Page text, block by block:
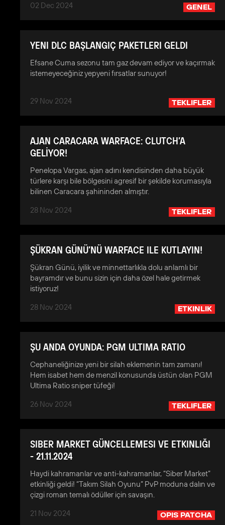
02 Dec 2024 GENEL
YENI DLC BAŞLANGIÇ PAKETLERI GELDI
Efsane Cuma sezonu tam gaz devam ediyor ve kaçırmak
istemeyeceğiniz yepyeni fırsatlar sunuyor!
29 Nov 2024 TEKLIFLER
AJAN CARACARA WARFACE: CLUTCH’A
GELİYOR!
Penelopa Vargas, ajan adını kendisinden daha büyük
türlere karşı bile bölgesini agresif bir şekilde korumasıyla
bilinen Caracara şahininden almıştır.
28 Nov 2024
TEKLIFLER
ŞÜKRAN GÜNÜ’NÜ WARFACE ILE KUTLAYIN!
Şükran Günü, iyilik ve minnettarlıkla dolu anlamlı bir
bayramdır ve bunu sizin için daha özel hale getirmek
istiyoruz!
28 Nov 2024
ETKINLIK
ŞU ANDA OYUNDA: PGM ULTIMA RATIO
Cephaneliğinize yeni bir silah eklemenin tam zamanı!
Hem isabet hem de menzil konusunda üstün olan PGM
Ultima Ratio sniper tüfeği!
26 Nov 2024
TEKLIFLER
SIBER MARKET GÜNCELLEMESI VE ETKINLIĞI
- 21.11.2024
Haydi kahramanlar ve anti-kahramanlar, “Siber Market”
etkinliği geldi! “Takım Silah Oyunu” PvP moduna dalın ve
çizgi roman temalı ödüller için savaşın.
21 Nov 2024
OPIS PATCHA